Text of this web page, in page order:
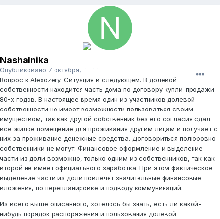
Nashalnika
Опубликовано 7 октября, 2008
Вопрос к Alexozery. Ситуация в следующем. В долевой
собственности находится часть дома по договору купли-продажи
80-х годов. В настоящее время один из участников долевой
собственности не имеет возможности пользоваться своим
имуществом, так как другой собственник без его согласия сдал
всё жилое помещение для проживания другим лицам и получает с
них за проживание денежные средства. Договориться полюбовно
собственники не могут. Финансовое оформление и выделение
части из доли возможно, только одним из собственников, так как
второй не имеет официального заработка. При этом фактическое
выделение части из доли повлечёт значительные финансовые
вложения, по перепланировке и подводу коммуникаций.
Из всего выше описанного, хотелось бы знать, есть ли какой-
нибудь порядок распоряжения и пользования долевой